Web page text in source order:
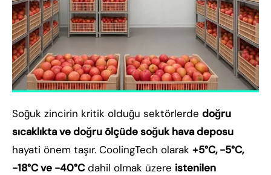
Soğuk zincirin kritik olduğu sektörlerde doğru
sıcaklıkta ve doğru ölçüde soğuk hava deposu
hayati önem taşır. CoolingTech olarak +5°C, -5°C,
-18°C ve -40°Cdahil olmak üzere istenilen